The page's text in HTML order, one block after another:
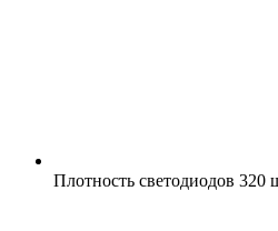
Плотность светодиодов 320